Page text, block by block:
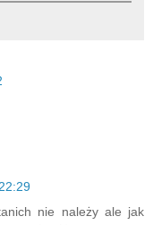
nie należy ale jak